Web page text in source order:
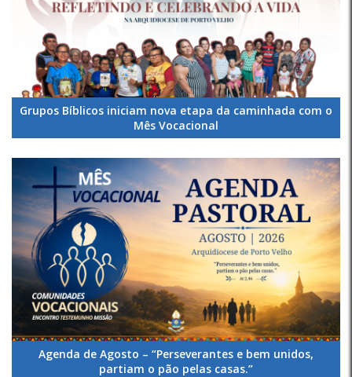
Grupos Bíblicos iniciam nova etapa da caminhada com o
Mês Vocacional
Agenda de Agosto – “Perseverantes e bem unidos,
partiam o pão pelas casas.”